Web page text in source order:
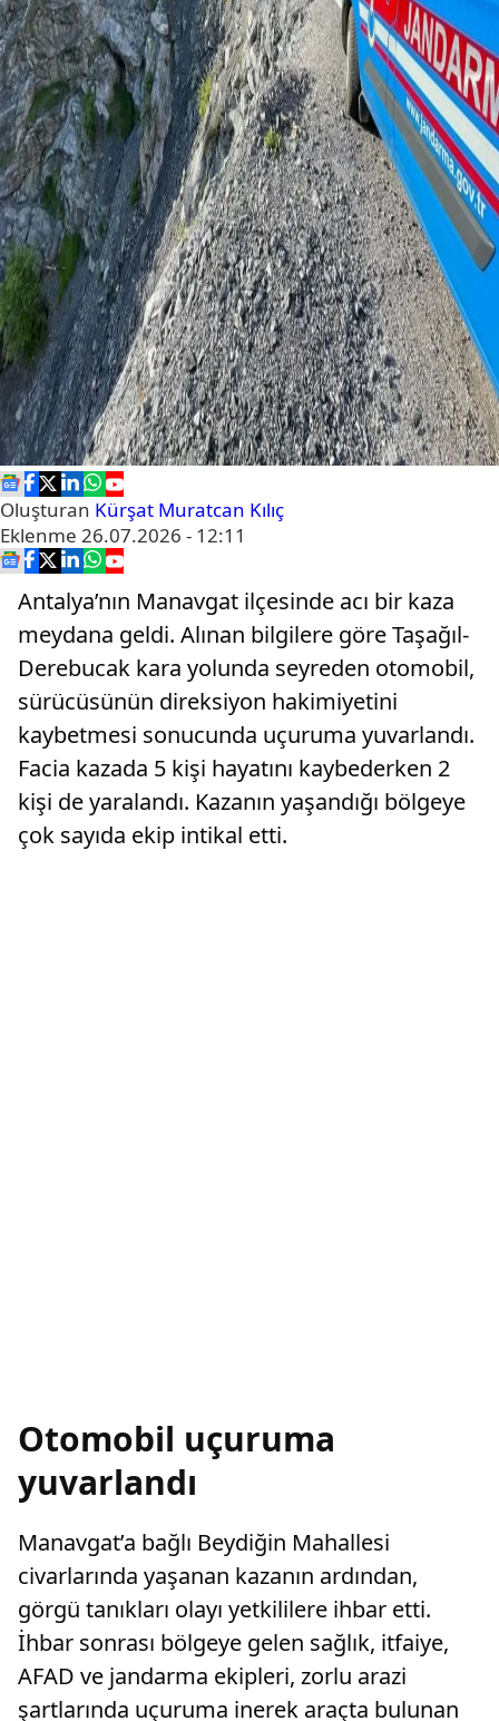
Oluşturan Kürşat Muratcan Kılıç
Eklenme 26.07.2026 - 12:11
Antalya’nın Manavgat ilçesinde acı bir kaza
meydana geldi. Alınan bilgilere göre Taşağıl-
Derebucak kara yolunda seyreden otomobil,
sürücüsünün direksiyon hakimiyetini
kaybetmesi sonucunda uçuruma yuvarlandı.
Facia kazada 5 kişi hayatını kaybederken 2
kişi de yaralandı. Kazanın yaşandığı bölgeye
çok sayıda ekip intikal etti.
Otomobil uçuruma
yuvarlandı
Manavgat’a bağlı Beydiğin Mahallesi
civarlarında yaşanan kazanın ardından,
görgü tanıkları olayı yetkililere ihbar etti.
İhbar sonrası bölgeye gelen sağlık, itfaiye,
AFAD ve jandarma ekipleri, zorlu arazi
şartlarında uçuruma inerek araçta bulunan